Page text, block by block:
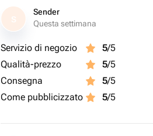
S
Sender
Questa settimana
Servizio di negozio 5/5
Qualità-prezzo
5/5
Consegna
5/5
Come pubblicizzato
5/5